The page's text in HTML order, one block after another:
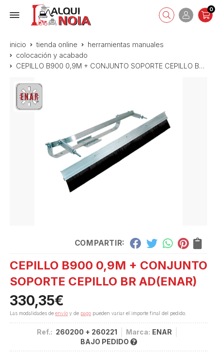
0
inicio tienda online
herramientas manuales
colocación y acabado
CEPILLO B900 0,9M + CONJUNTO SOPORTE CEPILLO BR AD
COMPARTIR:
CEPILLO B900 0,9M + CONJUNTO
SOPORTE CEPILLO BR AD(ENAR)
330,35€
Las modalidades de envío y de pago pueden variar el importe final del pedido.
Ref.: 260200 + 260221 Marca: ENAR
BAJO PEDIDO